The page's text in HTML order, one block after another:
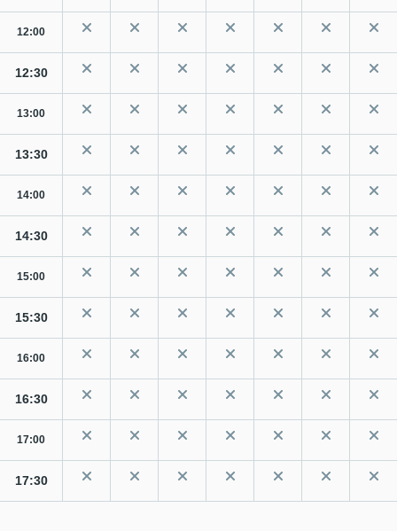
12:00
12:30
13:00
13:30
14:00
14:30
15:00
15:30
16:00
16:30
17:00
17:30